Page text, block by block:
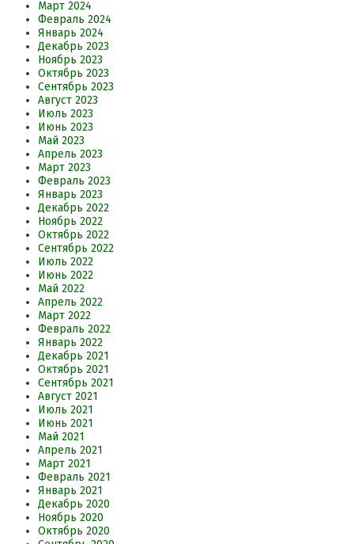
Март 2024
Февраль 2024
Январь 2024
Декабрь 2023
Ноябрь 2023
Октябрь 2023
Сентябрь 2023
Август 2023
Июль 2023
Июнь 2023
Май 2023
Апрель 2023
Март 2023
Февраль 2023
Январь 2023
Декабрь 2022
Ноябрь 2022
Октябрь 2022
Сентябрь 2022
Июль 2022
Июнь 2022
Май 2022
Апрель 2022
Март 2022
Февраль 2022
Январь 2022
Декабрь 2021
Октябрь 2021
Сентябрь 2021
Август 2021
Июль 2021
Июнь 2021
Май 2021
Апрель 2021
Март 2021
Февраль 2021
Январь 2021
Декабрь 2020
Ноябрь 2020
Октябрь 2020